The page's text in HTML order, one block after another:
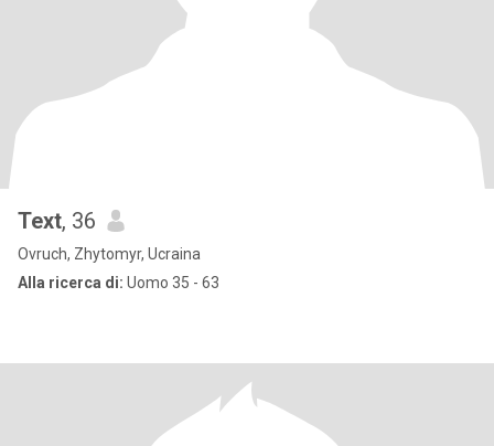
Text, 36
Ovruch, Zhytomyr, Ucraina
Alla ricerca di: Uomo 35 - 63